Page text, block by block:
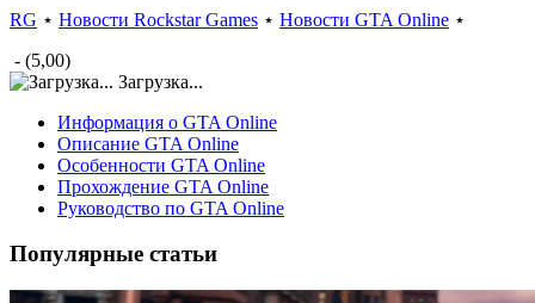
RG ⋆ Новости Rockstar Games ⋆ Новости GTA Online ⋆
- (5,00)
Загрузка...
Информация о GTA Online
Описание GTA Online
Особенности GTA Online
Прохождение GTA Online
Руководство по GTA Online
Популярные статьи